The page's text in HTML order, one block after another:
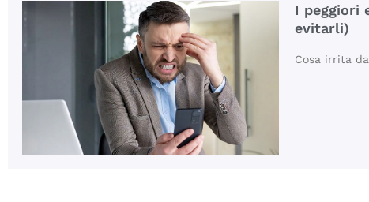
I peggiori
evitarli)
Cosa irrita